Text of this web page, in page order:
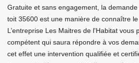
Gratuite et sans engagement, la
toit 35600 est une manière de connaître
L’entreprise Les Maitres de l'Habitat vous
compétent qui saura répondre à vos
cet effet une intervention qualifiée et